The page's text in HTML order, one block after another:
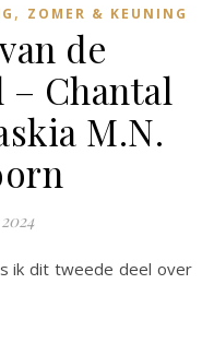
, ZOMER & KEUNING
de
Chantal
M.N.